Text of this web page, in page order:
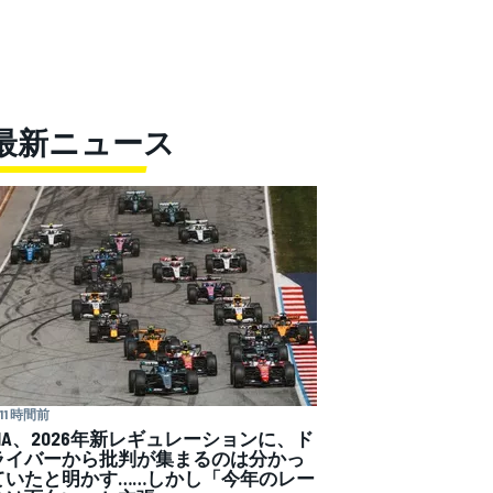
新ニュース
11 時間前
、2026年新レギュレーションに、ド
イバーから批判が集まるのは分かっ
いたと明かす……しかし「今年のレー